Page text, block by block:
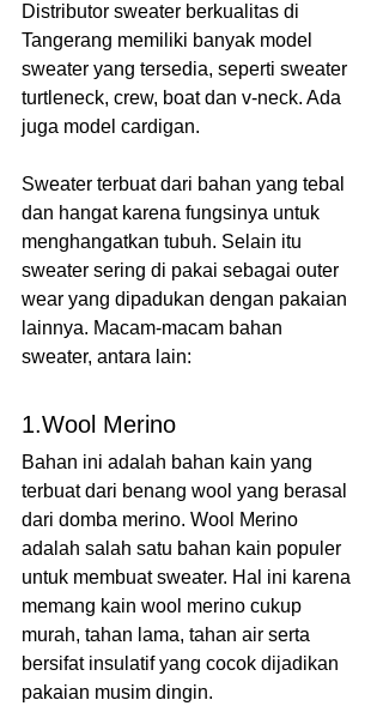
Distributor sweater berkualitas di
Tangerang memiliki banyak model
sweater yang tersedia, seperti sweater
turtleneck, crew, boat dan v-neck. Ada
juga model cardigan.
Sweater terbuat dari bahan yang tebal
dan hangat karena fungsinya untuk
menghangatkan tubuh. Selain itu
sweater sering di pakai sebagai outer
wear yang dipadukan dengan pakaian
lainnya. Macam-macam bahan
sweater, antara lain:
1.Wool Merino
Bahan ini adalah bahan kain yang
terbuat dari benang wool yang berasal
dari domba merino. Wool Merino
adalah salah satu bahan kain populer
untuk membuat sweater. Hal ini karena
memang kain wool merino cukup
murah, tahan lama, tahan air serta
bersifat insulatif yang cocok dijadikan
pakaian musim dingin.